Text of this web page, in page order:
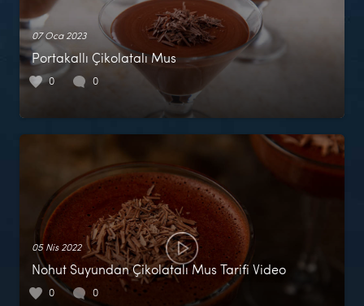
07 Oca 2023
Portakallı Çikolatalı Mus
0 0
05 Nis 2022
Nohut Suyundan Çikolatalı Mus Tarifi Video
0 0